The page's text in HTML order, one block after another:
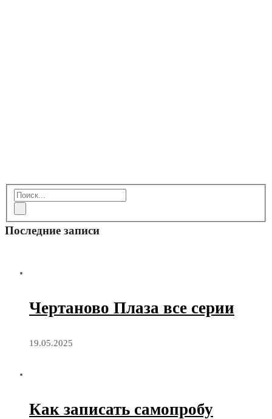
Последние записи
Чертаново Плаза все серии
19.05.2025
Как записать самопробу